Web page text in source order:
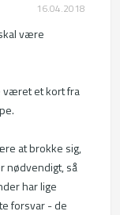
16.04.2018
være
været et kort fra
at brokke sig,
nødvendigt, så
har lige
forsvar - de